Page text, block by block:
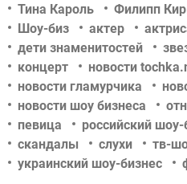
Тина Кароль
Филипп
Шоу-биз
актер
дети знаменитостей
концерт
новости
новости гламурчика
новости шоу бизнеса
певица
российский шоу-
скандалы
слухи тв-
украинский шоу-бизнес